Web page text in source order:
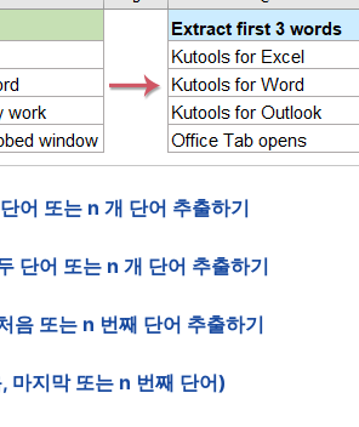
어 또는 n 개 단어 추출하기
단어 또는 n 개 단어 추출하기
음 또는 n 번째 단어 추출하기
마지막 또는 n 번째 단어)